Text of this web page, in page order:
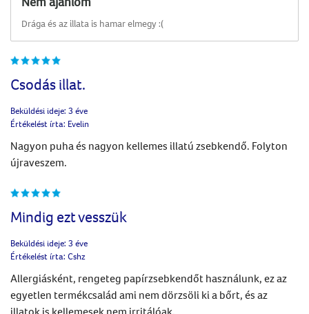
Drága és az illata is hamar elmegy :(
Csodás illat.
Beküldési ideje: 3 éve
Értékelést írta: Evelin
Nagyon puha és nagyon kellemes illatú zsebkendő. Folyton
újraveszem.
Mindig ezt vesszük
Beküldési ideje: 3 éve
Értékelést írta: Cshz
Allergiásként, rengeteg papírzsebkendőt használunk, ez az
egyetlen termékcsalád ami nem dörzsöli ki a bőrt, és az
illatok is kellemesek nem irritálóak.